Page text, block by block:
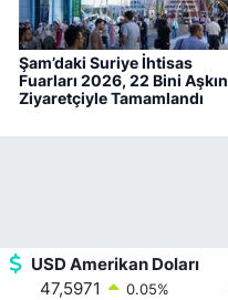
Şam’daki Suriye İhtisas
Fuarları 2026, 22 Bini Aşkın
Ziyaretçiyle Tamamlandı
USD Amerikan Doları
47,5971
0.05%